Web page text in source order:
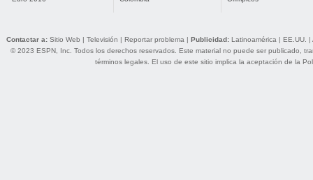
Contactar a: Sitio Web | Televisión | Reportar problema | Publicidad: Latinoamérica | EE.UU. |
© 2023 ESPN, Inc. Todos los derechos reservados. Este material no puede ser publicado,
términos legales. El uso de este sitio implica la aceptación de la